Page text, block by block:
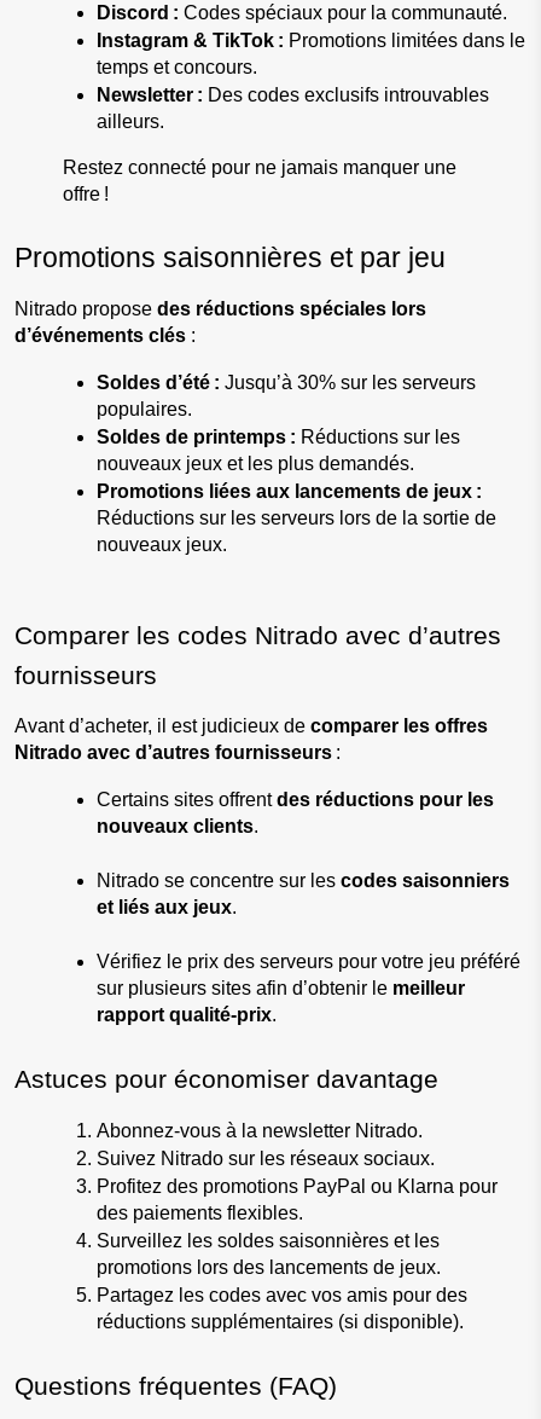
Discord : Codes spéciaux pour la communauté.
Instagram & TikTok : Promotions limitées dans le
temps et concours.
Newsletter : Des codes exclusifs introuvables
ailleurs.
Restez connecté pour ne jamais manquer une
offre !
Promotions saisonnières et par jeu
Nitrado propose des réductions spéciales lors
d’événements clés :
Soldes d’été : Jusqu’à 30% sur les serveurs
populaires.
Soldes de printemps : Réductions sur les
nouveaux jeux et les plus demandés.
Promotions liées aux lancements de jeux :
Réductions sur les serveurs lors de la sortie de
nouveaux jeux.
Comparer les codes Nitrado avec d’autres
fournisseurs
Avant d’acheter, il est judicieux de comparer les offres
Nitrado avec d’autres fournisseurs :
Certains sites offrent des réductions pour les
nouveaux clients.
Nitrado se concentre sur les codes saisonniers
et liés aux jeux.
Vérifiez le prix des serveurs pour votre jeu préféré
sur plusieurs sites afin d’obtenir le meilleur
rapport qualité-prix.
Astuces pour économiser davantage
Abonnez-vous à la newsletter Nitrado.
Suivez Nitrado sur les réseaux sociaux.
Profitez des promotions PayPal ou Klarna pour
des paiements flexibles.
Surveillez les soldes saisonnières et les
promotions lors des lancements de jeux.
Partagez les codes avec vos amis pour des
réductions supplémentaires (si disponible).
Questions fréquentes (FAQ)